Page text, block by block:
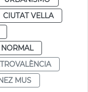
CIUTAT VELLA
NORMAL
MUS